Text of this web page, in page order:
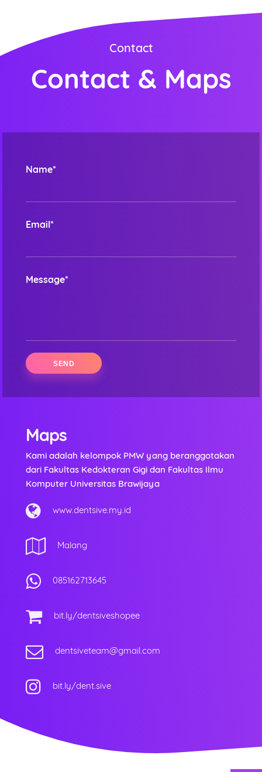
Contact
Contact & Maps
Name*
Email*
Message*
Maps
Kami adalah kelompok PMW yang beranggotakan
dari Fakultas Kedokteran Gigi dan Fakultas Ilmu
Komputer Universitas Brawijaya
www.dentsive.my.id
Malang
085162713645
bit.ly/dentsiveshopee
dentsiveteam@gmail.com
bit.ly/dent.sive